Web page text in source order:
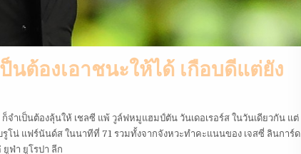
นต้องเอาชนะให้ได้ เกือบดีแต่ยัง
ำเป็นต้องลุ้นให้ เชลซี แพ้ วูล์ฟหมูแฮมป์ตัน วันเดอเรอร์ส ในวันเดียวกัน แต่
โน่ แฟร์นันด์ส ในนาทีที่ 71 รวมทั้งจากจังหวะทำคะแนนของ เจสซี่ ลินการ์ด
ยูฟ่า ยูโรปา ลีก